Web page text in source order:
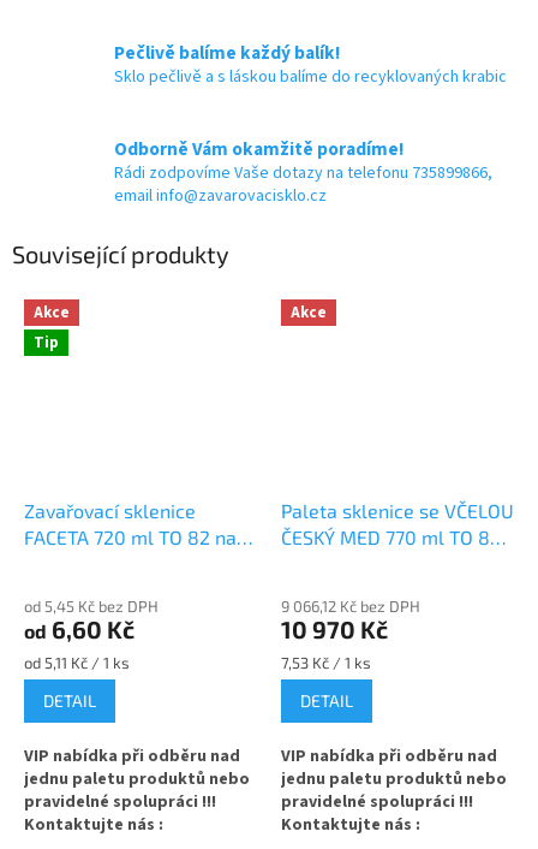
Pečlivě balíme každý balík!
Sklo pečlivě a s láskou balíme do recyklovaných krabic
Odborně Vám okamžitě poradíme!
Rádi zodpovíme Vaše dotazy na telefonu 735899866,
email info@zavarovacisklo.cz
Související produkty
Akce
Tip
Zavařovací sklenice
FACETA 720 ml TO 82 na
od 5,45 Kč bez DPH
od 6,60 Kč
Měrná
cena:
od 5,11 Kč / 1 ks
DETAIL
VIP nabídka při odběru nad
jednu paletu produktů nebo
pravidelné spolupráci !!!
Kontaktujte nás :
Akce
Paleta sklenice se VČELOU
ČESKÝ MED 770 ml TO 82
9 066,12 Kč bez DPH
10 970 Kč
Měrná
cena:
7,53 Kč / 1 ks
DETAIL
VIP nabídka při odběru nad
jednu paletu produktů nebo
pravidelné spolupráci !!!
Kontaktujte nás :